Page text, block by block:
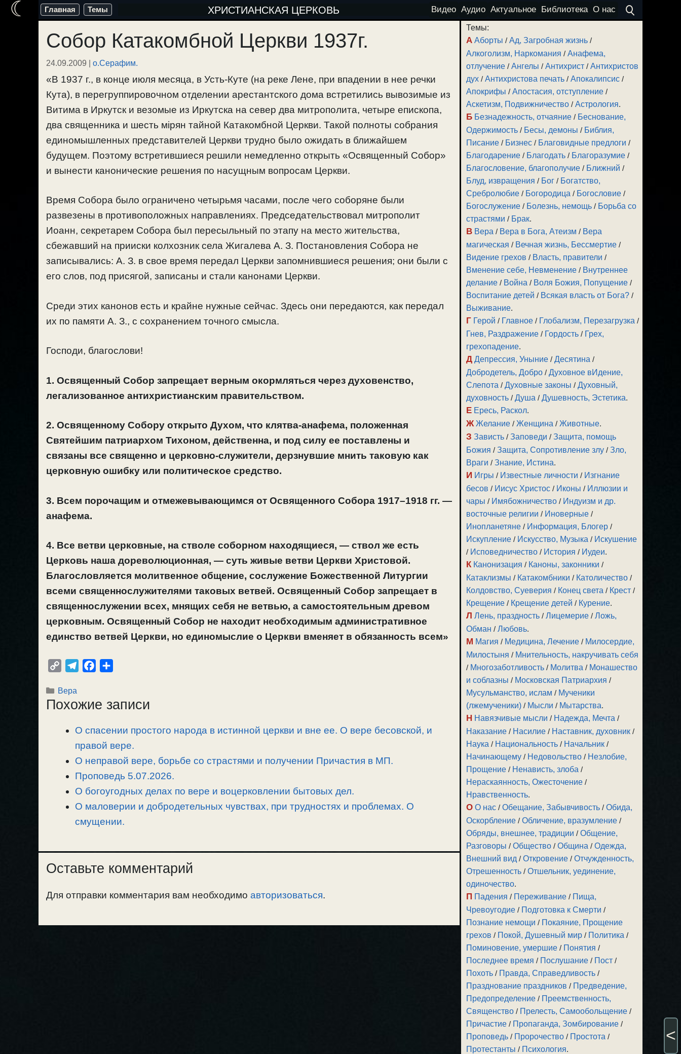
Перейти
содержимому
Главная Темы ХРИСТИАНСКАЯ ЦЕРКОВЬ Видео Аудио Актуальное Библиотека О нас
Собор Катакомбной Церкви 1937г.
24.09.2009 | о.Серафим.
«В 1937 г., в конце июля месяца, в Усть-Куте (на реке Лене, при впадении в нее речки
Кута), в перегруппировочном отделении арестантского дома встретились вывозимые из
Витима в Иркутск и везомые из Иркутска на север два митрополита, четыре епископа,
два священника и шесть мiрян тайной Катакомбной Церкви. Такой полноты собрания
единомышленных представителей Церкви трудно было ожидать в ближайшем
будущем. Поэтому встретившиеся решили немедленно открыть «Освященный Собор»
и вынести канонические решения по насущным вопросам Церкви.
Время Собора было ограничено четырьмя часами, после чего соборяне были
развезены в противоположных направлениях. Председательствовал митрополит
Иоанн, секретарем Собора был пересыльный по этапу на место жительства,
сбежавший на прииски колхозник села Жигалева А. З. Постановления Собора не
записывались: А. З. в свое время передал Церкви запомнившиеся решения; они были с
его слов, под присягой, записаны и стали канонами Церкви.
Среди этих канонов есть и крайне нужные сейчас. Здесь они передаются, как передал
их по памяти А. З., с сохранением точного смысла.
Господи, благослови!
1. Освященный Собор запрещает верным окормляться через духовенство,
легализованное антихристианским правительством.
2. Освященному Собору открыто Духом, что клятва-анафема, положенная
Святейшим патриархом Тихоном, действенна, и под силу ее поставлены и
связаны все священно и церковно-служители, дерзнувшие мнить таковую как
церковную ошибку или политическое средство.
3. Всем порочащим и отмежевывающимся от Освященного Собора 1917–1918 гг. —
анафема.
4. Все ветви церковные, на стволе соборном находящиеся, — ствол же есть
Церковь наша дореволюционная, — суть живые ветви Церкви Христовой.
Благословляется молитвенное общение, сослужение Божественной Литургии
всеми священнослужителями таковых ветвей. Освященный Собор запрещает в
священнослужении всех, мнящих себя не ветвью, а самостоятельным древом
церковным. Освященный Собор не находит необходимым административное
единство ветвей Церкви, но единомыслие о Церкви вменяет в обязанность всем»
p
y
e
r
a
m
e
o
o
k
р
в
и
т
Рубрики
Вера
Похожие записи
О спасении простого народа в истинной церкви и вне ее. О вере бесовской, и
правой вере.
О неправой вере, борьбе со страстями и получении Причастия в МП.
Проповедь 5.07.2026.
О богоугодных делах по вере и воцерковлении бытовых дел.
О маловерии и добродетельных чувствах, при трудностях и проблемах. О
смущении.
Оставьте комментарий
Для отправки комментария вам необходимо авторизоваться.
Темы:
А Аборты /Ад, Загробная жизнь /
Алкоголизм, Наркомания /Анафема,
отлучение /Ангелы /Антихрист /Антихристов
дух /Антихристова печать /Апокалипсис /
Апокрифы /Апостасия, отступление /
Аскетизм, Подвижничество /Астрология.
Б Безнадежность, отчаяние / Беснование,
Одержимость / Бесы, демоны / Библия,
Писание / Бизнес / Благовидные предлоги /
Благодарение / Благодать / Благоразумие /
Благословение, благополучие / Ближний /
Блуд, извращения / Бог / Богатство,
Сребролюбие / Богородица / Богословие /
Богослужение / Болезнь, немощь / Борьба со
страстями / Брак.
В Вера / Вера в Бога, Атеизм / Вера
магическая / Вечная жизнь, Бессмертие /
Видение грехов / Власть, правители /
Вменение себе, Невменение / Внутреннее
делание / Война / Воля Божия, Попущение /
Воспитание детей / Всякая власть от Бога? /
Выживание.
Г Герой / Главное / Глобализм, Перезагрузка /
Гнев, Раздражение / Гордость / Грех,
грехопадение.
Д Депрессия, Уныние /Десятина /
Добродетель, Добро /Духовное вИдение,
Слепота /Духовные законы /Духовный,
духовность /Душа /Душевность, Эстетика.
Е Ересь, Раскол.
Ж Желание /Женщина /Животные.
З Зависть /Заповеди /Защита, помощь
Божия /Защита, Сопротивление злу /Зло,
Враги /Знание, Истина.
И Игры / Известные личности / Изгнание
бесов / Иисус Христос / Иконы / Иллюзии и
чары / Имябожничество / Индуизм и др.
восточные религии / Иноверные /
Инопланетяне / Информация, Блогер /
Искупление / Искусство, Музыка / Искушение
/ Исповедничество / История / Иудеи.
К Канонизация / Каноны, законники /
Катаклизмы / Катакомбники / Католичество /
Колдовство, Суеверия / Конец света / Крест /
Крещение / Крещение детей / Курение.
Л Лень, праздность /Лицемерие /Ложь,
Обман /Любовь.
М Магия / Медицина, Лечение / Милосердие,
Милостыня / Мнительность, накручивать себя
/ Многозаботливость / Молитва / Монашество
и соблазны / Московская Патриархия /
Мусульманство, ислам / Мученики
(лжемученики) / Мысли / Мытарства.
Н Навязчивые мысли / Надежда, Мечта /
Наказание / Насилие / Наставник, духовник /
Наука / Национальность / Начальник /
Начинающему / Недовольство / Незлобие,
Прощение / Ненависть, злоба /
Нераскаянность, Ожесточение /
Нравственность.
О О нас /Обещание, Забывчивость /Обида,
Оскорбление /Обличение, вразумление /
Обряды, внешнее, традиции /Общение,
Разговоры /Общество /Община /Одежда,
Внешний вид /Откровение /Отчужденность,
Отрешенность /Отшельник, уединение,
одиночество.
П Падения / Переживание / Пища,
Чревоугодие / Подготовка к Смерти /
Познание немощи / Покаяние, Прощение
грехов / Покой, Душевный мир / Политика /
Поминовение, умершие / Понятия /
Последнее время / Послушание / Пост /
Похоть / Правда, Справедливость /
Празднование праздников / Предведение,
Предопределение / Преемственность,
Священство / Прелесть, Самообольщение /
Причастие / Пропаганда, Зомбирование /
Проповедь / Пророчество / Простота /
Протестанты / Психология.
☾
<